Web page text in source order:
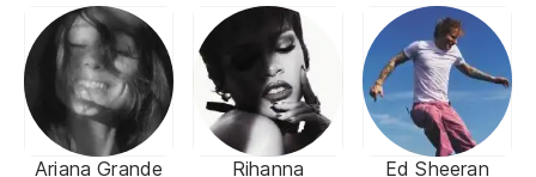
Ariana Grande Rihanna Ed Sheeran